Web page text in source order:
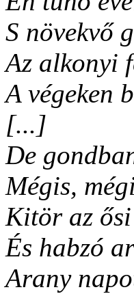
S növekvő
Az alkonyi
A végeken
[...]
De
Mégis,
Kitör az
És habzó
Arany